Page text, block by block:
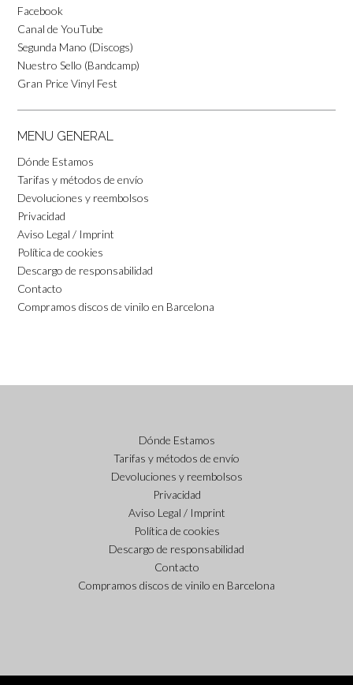
Facebook
Canal de YouTube
Segunda Mano (Discogs)
Nuestro Sello (Bandcamp)
Gran Price Vinyl Fest
MENU GENERAL
Dónde Estamos
Tarifas y métodos de envío
Devoluciones y reembolsos
Privacidad
Aviso Legal / Imprint
Política de cookies
Descargo de responsabilidad
Contacto
Compramos discos de vinilo en Barcelona
Dónde Estamos
Tarifas y métodos de envío
Devoluciones y reembolsos
Privacidad
Aviso Legal / Imprint
Política de cookies
Descargo de responsabilidad
Contacto
Compramos discos de vinilo en Barcelona